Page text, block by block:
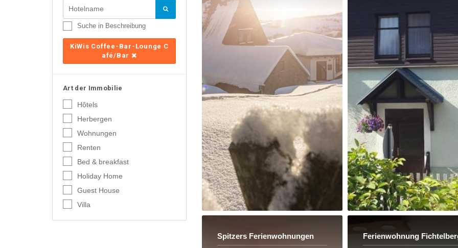
Suche in Beschreibung
KiWis Coffee-Bar-Lounge C
afé/Bar
Art der Immobilie
Hôtels
Herbergen
Wohnungen
Renten
Bed & breakfast
Holiday Home
Guest House
Villa
Spitzers Ferienwohnungen Ferienwohnung